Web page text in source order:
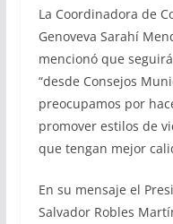
La Coordinadora de
Genoveva Sarahí
mencionó que
“desde Consejos
preocupamos por
promover estilos de
que tengan mejor
En su mensaje el
Salvador Robles